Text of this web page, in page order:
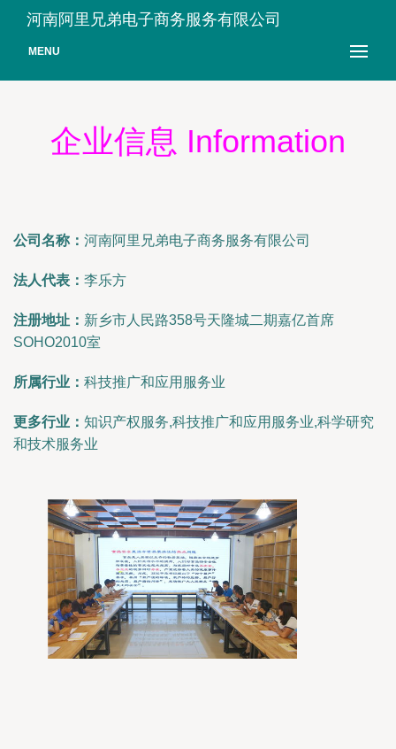
河南阿里兄弟电子商务服务有限公司
MENU
企业信息 Information
公司名称： 河南阿里兄弟电子商务服务有限公司
法人代表： 李乐方
注册地址： 新乡市人民路358号天隆城二期嘉亿首席
SOHO2010室
所属行业： 科技推广和应用服务业
更多行业： 知识产权服务,科技推广和应用服务业,科学研究
和技术服务业